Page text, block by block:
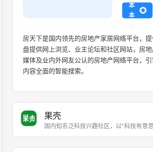
本
本
主
页
房天下是国内领先的房地产家居网络平台，
盘提供网上浏览、业主论坛和社区网站，房
媒体及业内外网友公认的房地产网络平台，
内容全面的智能搜索。
果壳
国内知名泛科技兴趣社区，以“科技有意